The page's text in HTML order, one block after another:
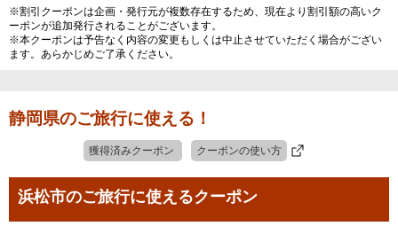
※割引クーポンは企画・発行元が複数存在するため、現在より割引額の高いク
ーポンが追加発行されることがございます。
※本クーポンは予告なく内容の変更もしくは中止させていただく場合がござい
ます。あらかじめご了承ください。
静岡県のご旅行に使える！
獲得済みクーポン クーポンの使い方
浜松市のご旅行に使えるクーポン